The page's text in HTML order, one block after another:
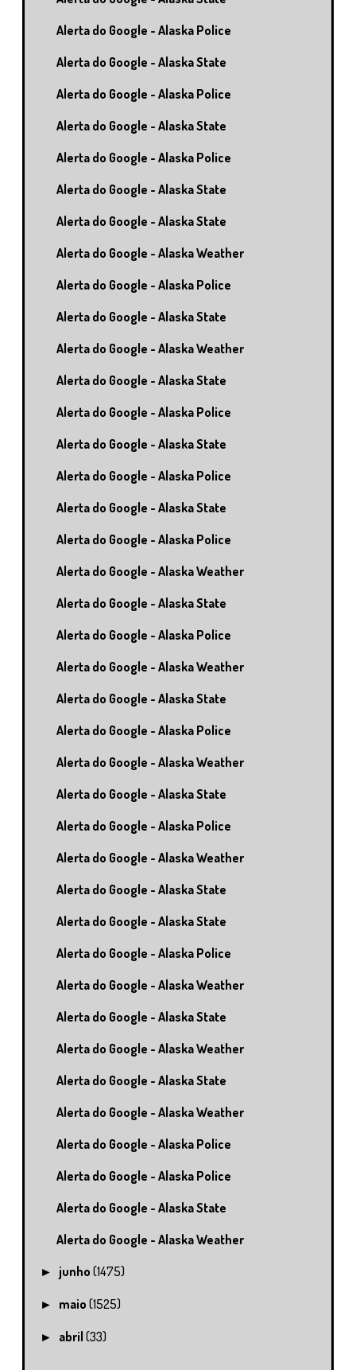
Alerta do Google - Alaska Police
Alerta do Google - Alaska State
Alerta do Google - Alaska Police
Alerta do Google - Alaska State
Alerta do Google - Alaska Police
Alerta do Google - Alaska State
Alerta do Google - Alaska State
Alerta do Google - Alaska Weather
Alerta do Google - Alaska Police
Alerta do Google - Alaska State
Alerta do Google - Alaska Weather
Alerta do Google - Alaska State
Alerta do Google - Alaska Police
Alerta do Google - Alaska State
Alerta do Google - Alaska Police
Alerta do Google - Alaska State
Alerta do Google - Alaska Police
Alerta do Google - Alaska Weather
Alerta do Google - Alaska State
Alerta do Google - Alaska Police
Alerta do Google - Alaska Weather
Alerta do Google - Alaska State
Alerta do Google - Alaska Police
Alerta do Google - Alaska Weather
Alerta do Google - Alaska State
Alerta do Google - Alaska Police
Alerta do Google - Alaska Weather
Alerta do Google - Alaska State
Alerta do Google - Alaska State
Alerta do Google - Alaska Police
Alerta do Google - Alaska Weather
Alerta do Google - Alaska State
Alerta do Google - Alaska Weather
Alerta do Google - Alaska State
Alerta do Google - Alaska Weather
Alerta do Google - Alaska Police
Alerta do Google - Alaska Police
Alerta do Google - Alaska State
Alerta do Google - Alaska Weather
► junho(1475)
► maio(1525)
► abril(33)